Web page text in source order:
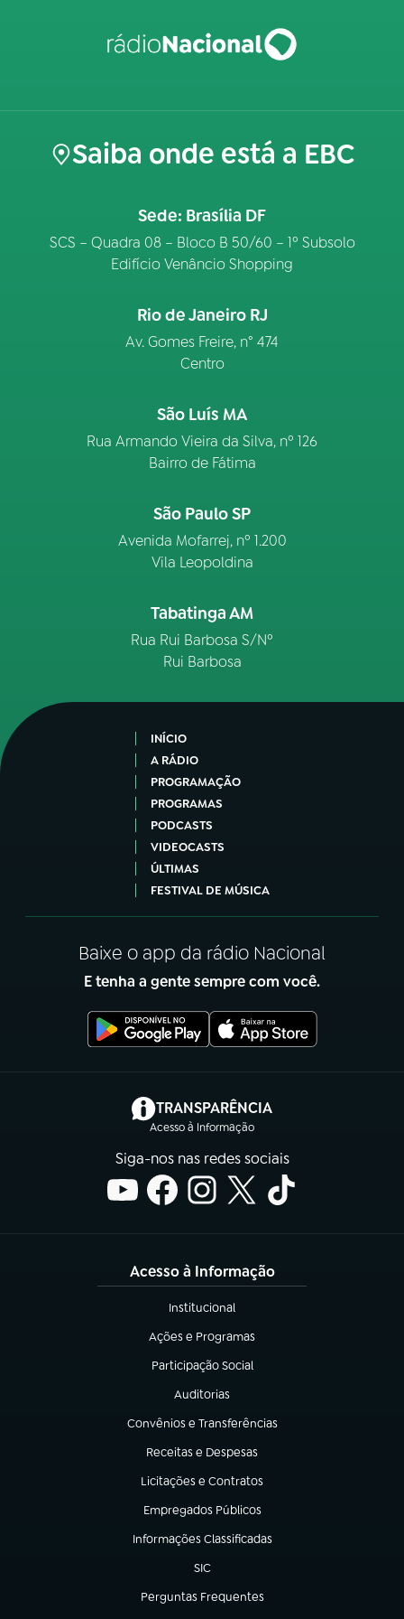
Saiba onde está a EBC
Sede: Brasília DF
SCS – Quadra 08 – Bloco B 50/60 – 1º Subsolo
Edifício Venâncio Shopping
Rio de Janeiro RJ
Av. Gomes Freire, n° 474
Centro
São Luís MA
Rua Armando Vieira da Silva, nº 126
Bairro de Fátima
São Paulo SP
Avenida Mofarrej, nº 1.200
Vila Leopoldina
Tabatinga AM
Rua Rui Barbosa S/Nº
Rui Barbosa
INÍCIO
A RÁDIO
PROGRAMAÇÃO
PROGRAMAS
PODCASTS
VIDEOCASTS
ÚLTIMAS
FESTIVAL DE MÚSICA
Baixe o app da rádio Nacional
E tenha a gente sempre com você.
TRANSPARÊNCIA
Acesso à Informação
(abre em nova aba)
Siga-nos nas redes sociais
Acesso à Informação
Institucional
(abre em nova aba)
Ações e Programas
(abre em nova aba)
Participação Social
(abre em nova aba)
Auditorias
(abre em nova aba)
Convênios e Transferências
(abre em nova aba)
Receitas e Despesas
(abre em nova aba)
Licitações e Contratos
(abre em nova aba)
Empregados Públicos
(abre em nova aba)
Informações Classificadas
(abre em nova aba)
SIC
(abre em nova aba)
Perguntas Frequentes
(abre em nova aba)